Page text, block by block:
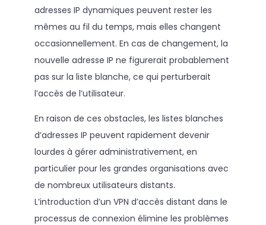
adresses IP dynamiques peuvent rester les
mêmes au fil du temps, mais elles changent
occasionnellement. En cas de changement, la
nouvelle adresse IP ne figurerait probablement
pas sur la liste blanche, ce qui perturberait
l’accès de l’utilisateur.
En raison de ces obstacles, les listes blanches
d’adresses IP peuvent rapidement devenir
lourdes à gérer administrativement, en
particulier pour les grandes organisations avec
de nombreux utilisateurs distants.
L’introduction d’un VPN d’accès distant dans le
processus de connexion élimine les problèmes